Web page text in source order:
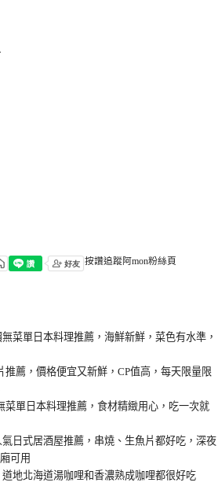
按讚追蹤阿mon粉絲頁
菜單日本料理推薦，海鮮新鮮，菜色有水準，
推薦，價格便宜又新鮮，CP值高，每天限量限
菜單日本料理推薦，食材精緻用心，吃一次就
日式居酒屋推薦，串燒、生魚片都好吃，深夜
可用
地北海道湯咖哩和香濃熟成咖哩都很好吃